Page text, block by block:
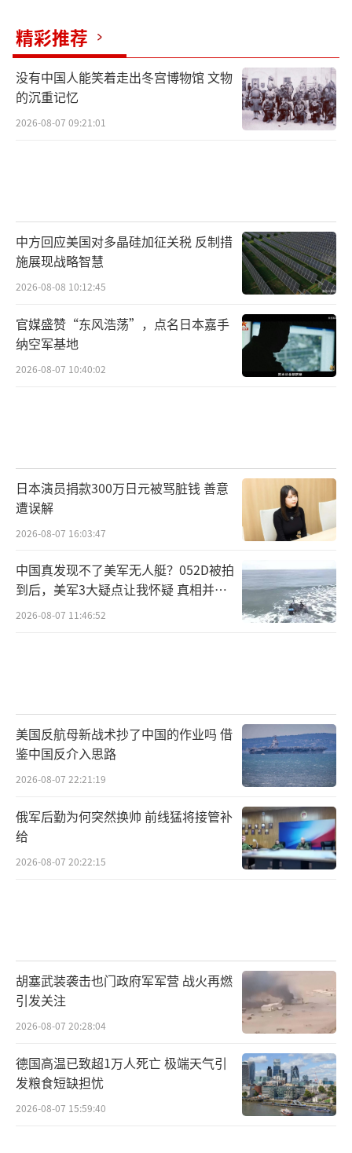
精彩推荐
没有中国人能笑着走出冬宫博物馆 文物
的沉重记忆
2026-08-07 09:21:01
中方回应美国对多晶硅加征关税 反制措
施展现战略智慧
2026-08-08 10:12:45
官媒盛赞“东风浩荡”，点名日本嘉手
纳空军基地
2026-08-07 10:40:02
日本演员捐款300万日元被骂脏钱 善意
遭误解
2026-08-07 16:03:47
中国真发现不了美军无人艇？052D被拍
到后，美军3大疑点让我怀疑 真相并非
如此
2026-08-07 11:46:52
美国反航母新战术抄了中国的作业吗 借
鉴中国反介入思路
2026-08-07 22:21:19
俄军后勤为何突然换帅 前线猛将接管补
给
2026-08-07 20:22:15
胡塞武装袭击也门政府军军营 战火再燃
引发关注
2026-08-07 20:28:04
德国高温已致超1万人死亡 极端天气引
发粮食短缺担忧
2026-08-07 15:59:40